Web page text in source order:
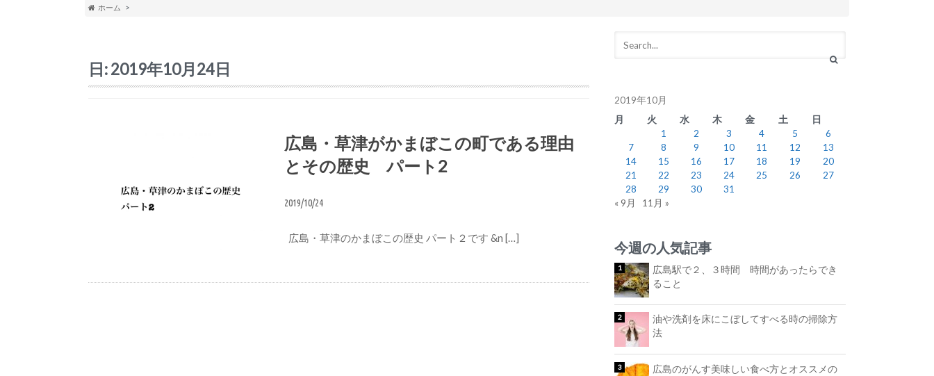
ホーム
日:2019年10月24日
広島・草津がかまぼこの町である理由
とその歴史 パート2
2019/10/24
広島・草津のかまぼこの歴史 パート２です &n […]
2019年10月
月
火 水 木 金 土
日
1
2 3 4 5
6
7
8 9 10 11 12
13
14
15 16 17 18 19
20
21
22 23 24 25 26
27
28
29 30
31
« 9月
11月 »
今週の人気記事
広島駅で２、３時間 時間があったらでき
ること
油や洗剤を床にこぼしてすべる時の掃除方
法
広島のがんす美味しい食べ方とオススメの